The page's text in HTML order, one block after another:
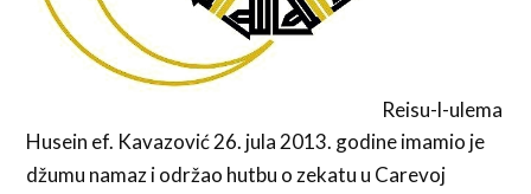
Reisu-l-ulema
Husein ef. Kavazović 26. jula 2013. godine imamio je
džumu namaz i održao hutbu o zekatu u Carevoj